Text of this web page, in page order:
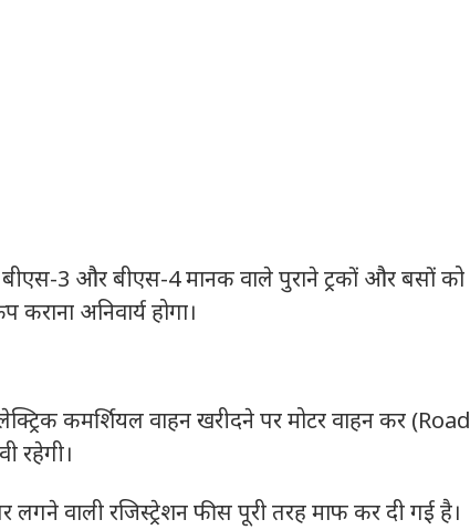
3 और बीएस-4 मानक वाले पुराने ट्रकों और बसों को
अनिवार्य होगा।
कमर्शियल वाहन खरीदने पर मोटर वाहन कर (Road
रहेगी।
वाली रजिस्ट्रेशन फीस पूरी तरह माफ कर दी गई है।